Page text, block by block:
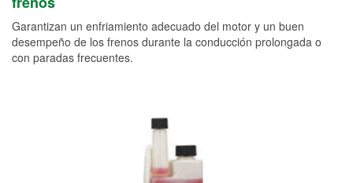
Garantizan un enfriamiento adecuado del motor y un buen
desempeño de los frenos durante la conducción prolongada o
con paradas frecuentes.